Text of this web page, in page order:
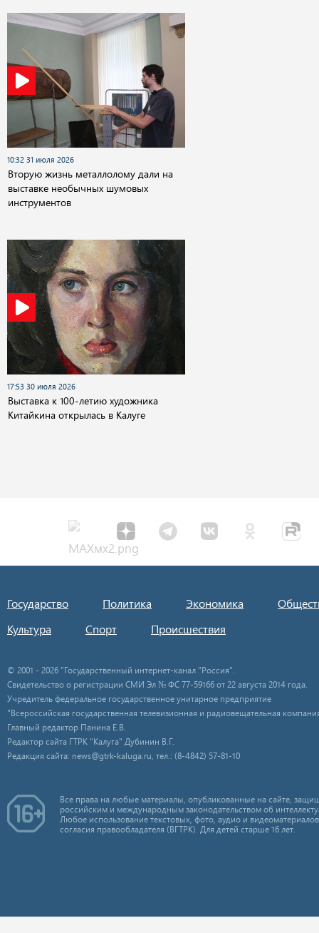
10:32 31 июля 2026
Вторую жизнь металлолому дали на
выставке необычных шумовых
инструментов
17:53 30 июля 2026
Выставка к 100-летию художника
Китайкина открылась в Калуге
Государство Политика Экономика
Культура
Спорт Происшествия
© 2001 - 2026 "Государственный интернет-канал "Россия".
Свидетельство о регистрации СМИ Эл № ФС 77-59166 от 22 августа 2014 года.
Учредитель федеральное государственное унитарное предприятие
"Всероссийская государственная телевизионная и радиовещательная
Главный редактор Панина Е.В.
Редактор сайта ГТРК "Калуга" Дубинин В.Г.
Редакция сайта: news@gtrk-kaluga.ru, тел.: (8-4842) 57-81-10
Все права на любые материалы, опубликованные на сайте,
российским и международным законодательством об
Любое использование текстовых, фото, аудио и
согласия правообладателя (ВГТРК). Для детей старше 16 лет.